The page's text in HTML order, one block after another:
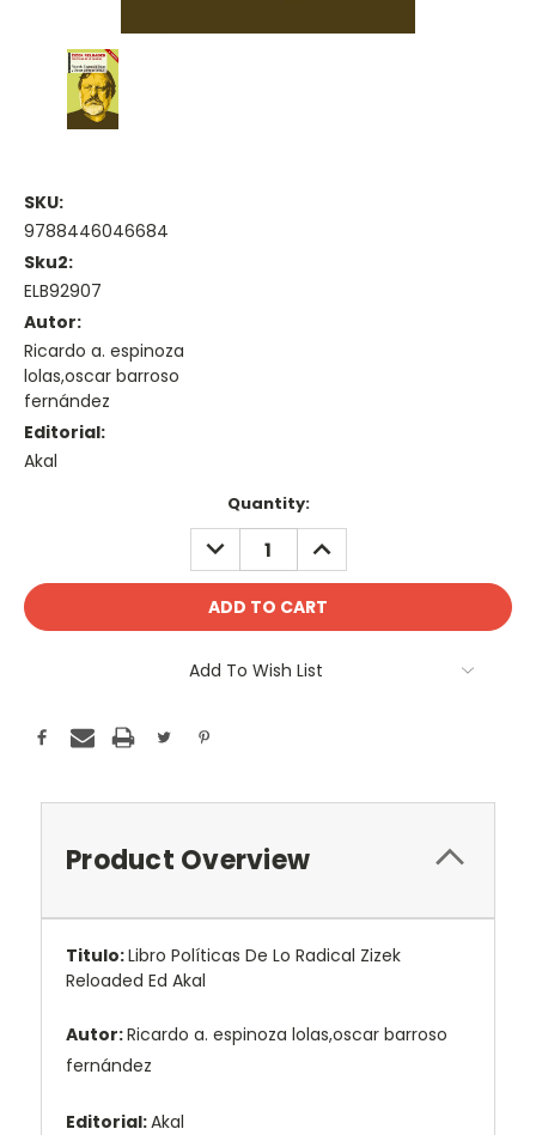
SKU:
9788446046684
Sku2:
ELB92907
Autor:
Ricardo a. espinoza
lolas,oscar barroso
fernández
Editorial:
Akal
Quantity:
DECREASE
QUANTITY:
INCREASE
QUANTITY:
Add To Wish List
Product Overview
Titulo:Libro Políticas De Lo Radical Zizek
Reloaded Ed Akal
Autor:Ricardo a. espinoza lolas,oscar barroso
fernández
Editorial:Akal